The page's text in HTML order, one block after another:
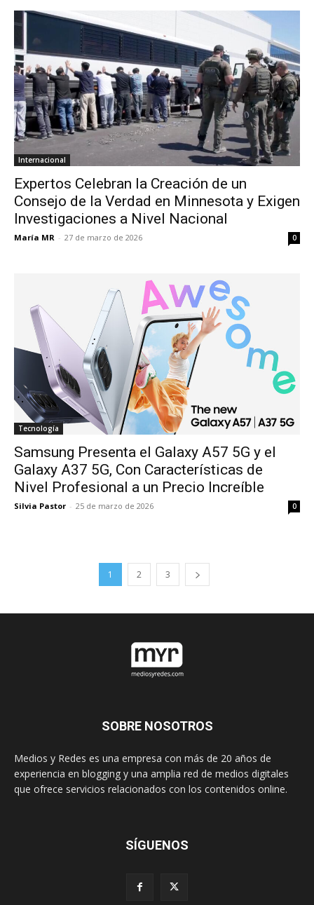
Internacional
Expertos Celebran la Creación de un
Consejo de la Verdad en Minnesota y Exigen
Investigaciones a Nivel Nacional
María MR - 27 de marzo de 2026 0
Tecnología
Samsung Presenta el Galaxy A57 5G y el
Galaxy A37 5G, Con Características de
Nivel Profesional a un Precio Increíble
Silvia Pastor - 25 de marzo de 2026 0
1 2 3
SOBRE NOSOTROS
Medios y Redes es una empresa con más de 20 años de
experiencia en blogging y una amplia red de medios digitales
que ofrece servicios relacionados con los contenidos online.
SÍGUENOS